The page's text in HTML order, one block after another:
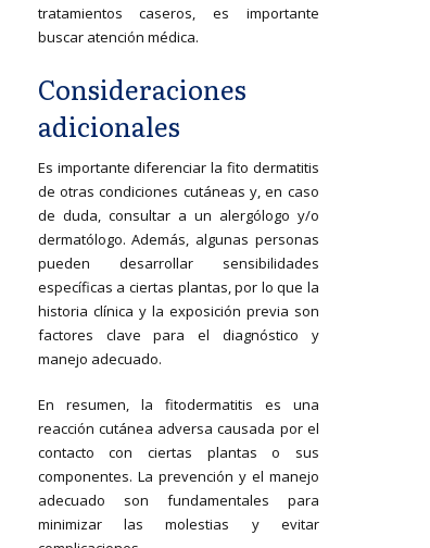
tratamientos caseros, es importante
buscar atención médica.
Consideraciones
adicionales
Es importante diferenciar la fito dermatitis
de otras condiciones cutáneas y, en caso
de duda, consultar a un alergólogo y/o
dermatólogo. Además, algunas personas
pueden desarrollar sensibilidades
específicas a ciertas plantas, por lo que la
historia clínica y la exposición previa son
factores clave para el diagnóstico y
manejo adecuado.
En resumen, la fitodermatitis es una
reacción cutánea adversa causada por el
contacto con ciertas plantas o sus
componentes. La prevención y el manejo
adecuado son fundamentales para
minimizar las molestias y evitar